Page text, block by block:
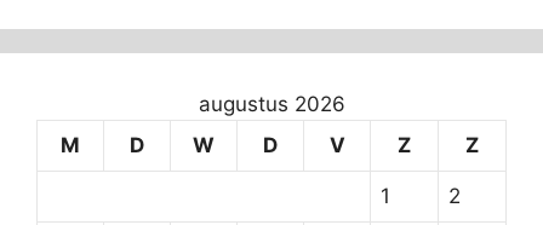
augustus 2026
M
D W D V Z Z
1 2